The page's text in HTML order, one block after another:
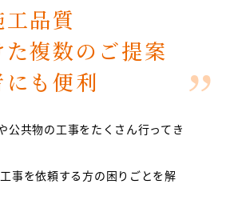
品質
た複数のご提案
も便利
公共物の工事をたくさん行ってき
事を依頼する方の困りごとを解